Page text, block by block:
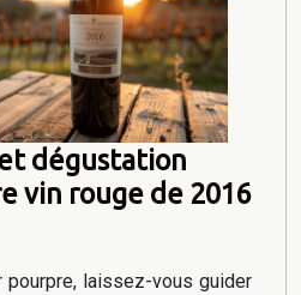
dégustation
vin rouge de 2016
pourpre, laissez-vous guider